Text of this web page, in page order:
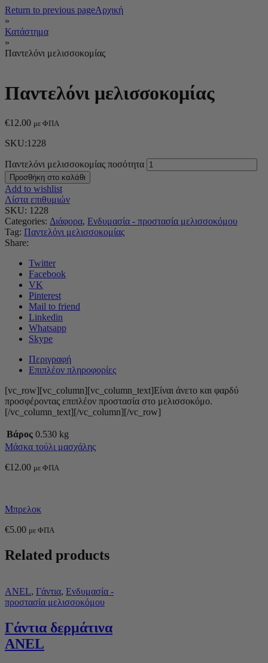
Return to previous pageΑρχική
»
Κατάστημα
»
Παντελόνι μελισσοκομίας
Παντελόνι μελισσοκομίας
€12.00 με ΦΠΑ
SKU:1228
Παντελόνι μελισσοκομίας ποσότητα
Προσθήκη στο καλάθι
Add to wishlist
Λίστα επιθυμιών
SKU: 1228
Categories: Διάφορα, Ενδυμασία - προστασία μελισσοκόμου
Tag: Παντελόνι μελισσοκομίας
Share:
Twitter
Facebook
VK
Pinterest
Mail to friend
Linkedin
Whatsapp
Skype
Περιγραφή
Επιπλέον πληροφορίες
[vc_row][vc_column][vc_column_text]Είναι άνετο και φαρδύ
προσφέροντας επιπλέον προστασία στο μελισσοκόμο.
[/vc_column_text][/vc_column][/vc_row]
Βάρος 0.530 kg
Μάσκα τούλι μασχάλης
€12.00 με ΦΠΑ
Μπρελοκ
€5.00 με ΦΠΑ
Related products
ANEL, Γάντια, Ενδυμασία -
προστασία μελισσοκόμου
Γάντια δερμάτινα
ANEL